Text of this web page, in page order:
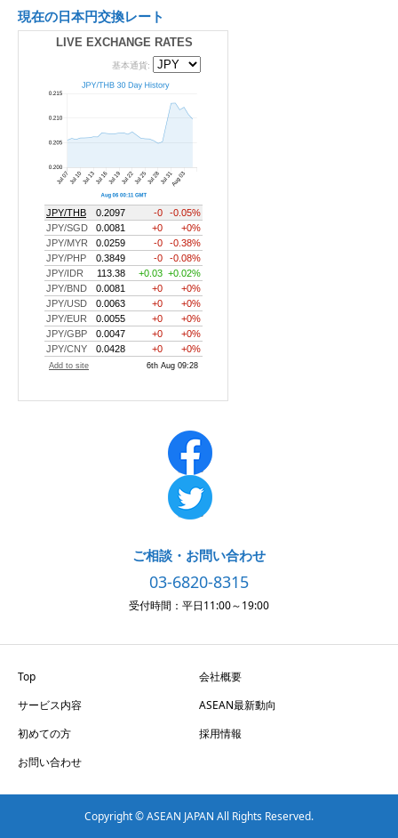
現在の日本円交換レート
LIVE EXCHANGE RATES
ご相談・お問い合わせ
03-6820-8315
受付時間：平日11:00～19:00
Top
会社概要
サービス内容
ASEAN最新動向
初めての方
採用情報
お問い合わせ
Copyright © ASEAN JAPAN All Rights Reserved.